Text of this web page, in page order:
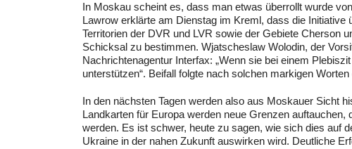
In Moskau scheint es, dass man etwas überrollt wurde
Lawrow erklärte am Dienstag im Kreml, dass die
Territorien der DVR und LVR sowie der Gebiete Cherson
Schicksal zu bestimmen. Wjatscheslaw Wolodin, der
Nachrichtenagentur Interfax: „Wenn sie bei einem
unterstützen“. Beifall folgte nach solchen markigen
In den nächsten Tagen werden also aus Moskauer Sicht
Landkarten für Europa werden neue Grenzen
werden. Es ist schwer, heute zu sagen, wie sich dies auf
Ukraine in der nahen Zukunft auswirken wird. Deutliche